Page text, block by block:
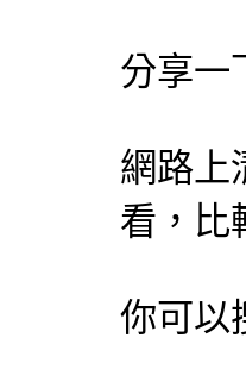
分享一
網路上
看，比
你可以